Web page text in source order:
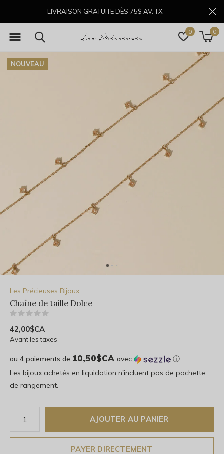
0 0
LIVRAISON GRATUITE DÈS 75$ AV. TX.
NOUVEAU
Les Précieuses Bijoux
Chaîne de taille Dolce
42,00$CA
Avant les taxes
ou 4 paiements de 10,50$CA avec
ⓘ
Les bijoux achetés en liquidation n'incluent pas de pochette
de rangement.
AJOUTER AU PANIER
PAYER DIRECTEMENT